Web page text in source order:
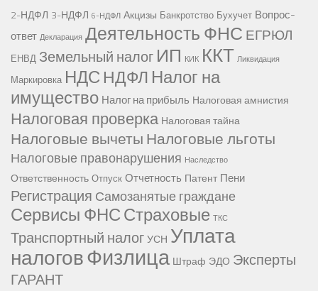
2-НДФЛ 3-НДФЛ 6-НДФЛ Акцизы Банкротство Бухучет Вопрос-
ответ Декларация Деятельность ФНС ЕГРЮЛ
ЕНВД Земельный налог ИП КИК ККТ Ликвидация
Маркировка НДС НДФЛ Налог на
имущество Налог на прибыль Налоговая амнистия
Налоговая проверка Налоговая тайна
Налоговые вычетыНалоговые льготы
Налоговые правонарушения Наследство
Ответственность Отпуск Отчетность Патент Пени
Регистрация Самозанятые граждане
Сервисы ФНССтраховые ТКС
Транспортный налогУСН Уплата
налоговФизлица Штраф ЭДО Эксперты
ГАРАНТ